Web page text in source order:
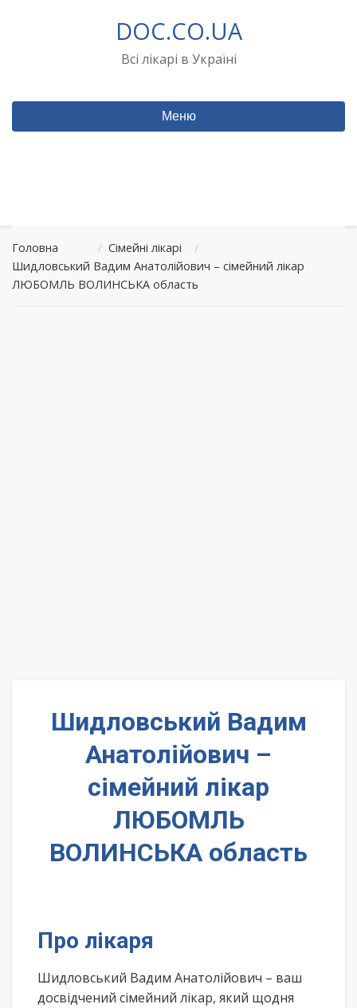
DOC.CO.UA
Всі лікарі в Україні
Меню
Головна / Сімейні лікарі
/
Шидловський Вадим Анатолійович – сімейний лікар
ЛЮБОМЛЬ ВОЛИНСЬКА область
Шидловський Вадим
Анатолійович –
сімейний лікар
ЛЮБОМЛЬ
ВОЛИНСЬКА область
Про лікаря
Шидловський Вадим Анатолійович – ваш
досвідчений сімейний лікар, який щодня